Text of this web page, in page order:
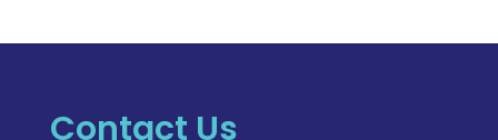
Contact Us